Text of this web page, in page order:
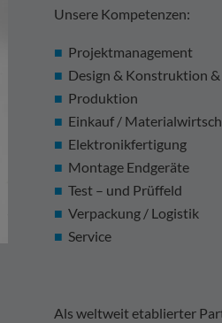
Unsere Kompetenzen:
Projektmanagement
Design & Konstruktion
Produktion
Einkauf /
Elektronikfertigung
Montage Endgeräte
Test – und Prüffeld
Verpackung / Logistik
Service
Als weltweit etablierter